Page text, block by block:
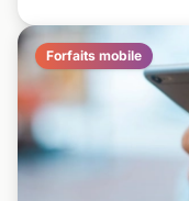
Forfaits mobile